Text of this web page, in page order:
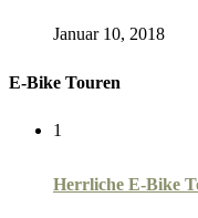
Januar 10, 2018
E-Bike Touren
1
Herrliche E-Bike